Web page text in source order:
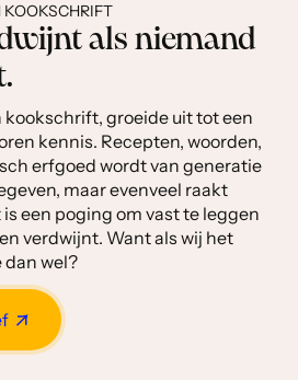
als niemand
kookschrift, groeide uit tot een
kennis. Recepten, woorden,
erfgoed wordt van generatie
maar evenveel raakt
een poging om vast te leggen
verdwijnt. Want als wij het
dan wel?